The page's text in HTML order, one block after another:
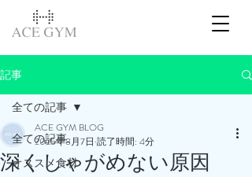
記事
全ての記事
オススメ食材
全ての記事
深くしゃがめない原因
ACE GYM BLOG
2025年8月7日 読了時間: 4分